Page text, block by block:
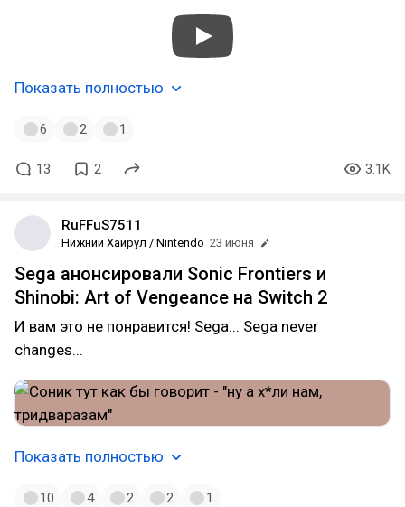
Показать полностью
6 2 1
13 2 3.1K
RuFFuS7511
Нижний Хайрул / Nintendo 23 июня
Sega анонсировали Sonic Frontiers и
Shinobi: Art of Vengeance на Switch 2
И вам это не понравится! Sega... Sega never
changes...
Показать полностью
10 4 2 2 1